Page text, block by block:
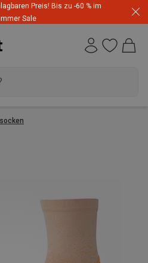
Preis! Bis zu -60 % im
Sale